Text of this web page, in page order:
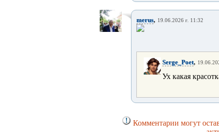
merus, 19.06.2026 г. 11:32
Serge_Poet,
Ух какая
Комментарии могут